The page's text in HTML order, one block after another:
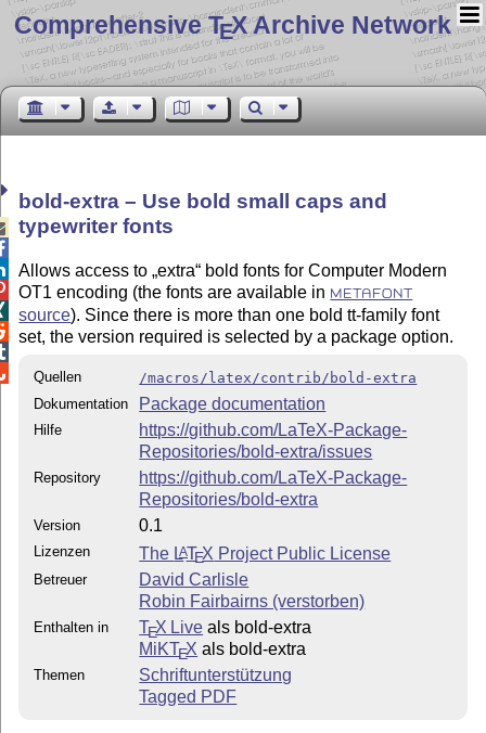
Comprehensive TEX Archive Network
bold-extra – Use bold small caps and
typewriter fonts
Allows access to extra
bold fonts for Computer Modern
OT1 encoding (the fonts are available in
METAFONT
source). Since there is more than one bold tt-family font
set, the version required is selected by a package option.
Quellen
/macros/latex/contrib/bold-extra
Dokumentation
Package documentation
Hilfe
https://github.com/LaTeX-Package-
Repositories/bold-extra/issues
Repository
https://github.com/LaTeX-Package-
Repositories/bold-extra
Version 0.1
Lizenzen The LATEX Project Public License
Betreuer
David Carlisle
Robin Fairbairns (verstorben)
Enthalten in TEX Live als bold-extra
MiKTEX als bold-extra
Themen
Schriftunterstützung
Tagged PDF